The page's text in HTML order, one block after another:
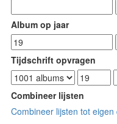
Album op jaar
Tijdschrift opvragen
Combineer lijsten
Combineer lijsten tot eigen